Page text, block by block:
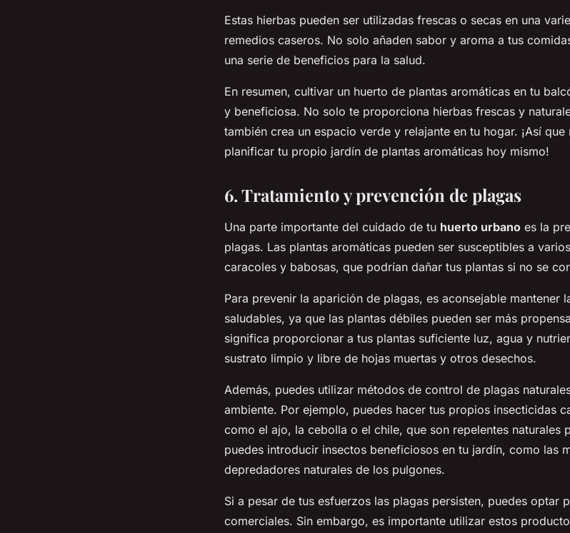
Estas hierbas pueden ser utilizadas frescas o secas en una
remedios caseros. No solo añaden sabor y aroma a tus
una serie de beneficios para la salud.
En resumen, cultivar un huerto de plantas aromáticas en tu
y beneficiosa. No solo te proporciona hierbas frescas y
también crea un espacio verde y relajante en tu hogar. ¡Así
planificar tu propio jardín de plantas aromáticas hoy mismo!
6. Tratamiento y prevención de plagas
Una parte importante del cuidado de tu huerto urbano es la
plagas. Las plantas aromáticas pueden ser susceptibles a
caracoles y babosas, que podrían dañar tus plantas si no se
Para prevenir la aparición de plagas, es aconsejable mantener
saludables, ya que las plantas débiles pueden ser más
significa proporcionar a tus plantas suficiente luz, agua y
sustrato limpio y libre de hojas muertas y otros desechos.
Además, puedes utilizar métodos de control de plagas
ambiente. Por ejemplo, puedes hacer tus propios insecticidas
como el ajo, la cebolla o el chile, que son repelentes naturales
puedes introducir insectos beneficiosos en tu jardín, como las
depredadores naturales de los pulgones.
Si a pesar de tus esfuerzos las plagas persisten, puedes optar
comerciales. Sin embargo, es importante utilizar estos